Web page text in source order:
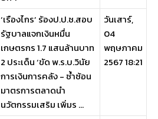
‘เรืองไกร’ ร้องป.ป.ช.สอบ
รัฐบาลแจกเงินหมื่น
เกษตรกร 1.7 แสนล้านบาท
2 ประเด็น ‘ขัด พ.ร.บ.วินัย
การเงินการคลัง - ซ้ำซ้อน
มาตรการตลาดนำ
นวัตกรรมเสริม เพิ่มร ...
วันเสาร์,
04
พฤษภาคม
2567 18:21